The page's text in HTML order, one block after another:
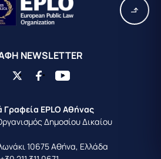
ΝEWSLETTER
Γραφεία EPLO Αθήνας
Δημοσίου Δικαίου
10675Αθήνα, Ελλάδα